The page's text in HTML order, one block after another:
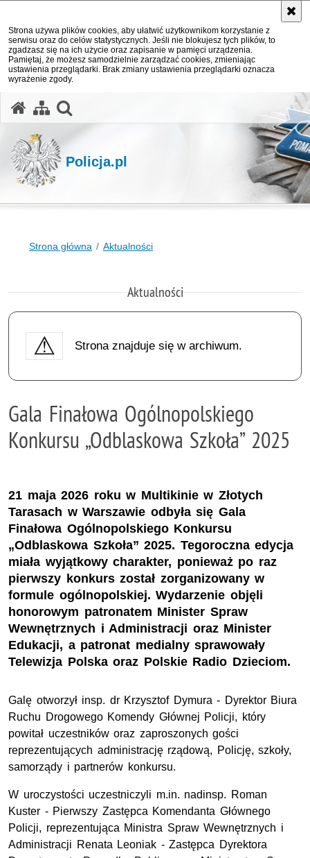
Strona używa plików cookies, aby ułatwić użytkownikom korzystanie z
serwisu oraz do celów statystycznych. Jeśli nie blokujesz tych plików, to
zgadzasz się na ich użycie oraz zapisanie w pamięci urządzenia.
Pamiętaj, że możesz samodzielnie zarządzać cookies, zmieniając
ustawienia przeglądarki. Brak zmiany ustawienia przeglądarki oznacza
wyrażenie zgody.
Policja.pl
Strona główna Aktualności
Aktualności
Strona znajduje się w archiwum.
Gala Finałowa Ogólnopolskiego
Konkursu „Odblaskowa Szkoła” 2025
21 maja 2026 roku w Multikinie w Złotych
Tarasach w Warszawie odbyła się Gala
Finałowa Ogólnopolskiego Konkursu
„Odblaskowa Szkoła” 2025. Tegoroczna edycja
miała wyjątkowy charakter, ponieważ po raz
pierwszy konkurs został zorganizowany w
formule ogólnopolskiej. Wydarzenie objęli
honorowym patronatem Minister Spraw
Wewnętrznych i Administracji oraz Minister
Edukacji, a patronat medialny sprawowały
Telewizja Polska oraz Polskie Radio Dzieciom.
Galę otworzył insp. dr Krzysztof Dymura - Dyrektor Biura
Ruchu Drogowego Komendy Głównej Policji, który
powitał uczestników oraz zaproszonych gości
reprezentujących administrację rządową, Policję, szkoły,
samorządy i partnerów konkursu.
W uroczystości uczestniczyli m.in. nadinsp. Roman
Kuster - Pierwszy Zastępca Komendanta Głównego
Policji, reprezentująca Ministra Spraw Wewnętrznych i
Administracji Renata Leoniak - Zastępca Dyrektora